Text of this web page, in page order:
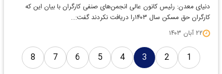
دنیای معدن: رئیس کانون عالی انجمن‌های صنفی کارگران با بیان این که
کارگران حق مسکن سال ۱۴۰۳را دریافت نکردند گفت:…
۲۲ آبان ۱۴۰۳
1
2
3
4
5
6
7
8